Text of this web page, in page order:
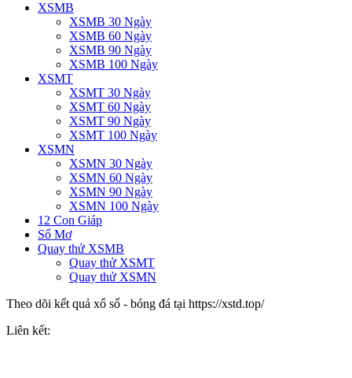
XSMB
XSMB 30 Ngày
XSMB 60 Ngày
XSMB 90 Ngày
XSMB 100 Ngày
XSMT
XSMT 30 Ngày
XSMT 60 Ngày
XSMT 90 Ngày
XSMT 100 Ngày
XSMN
XSMN 30 Ngày
XSMN 60 Ngày
XSMN 90 Ngày
XSMN 100 Ngày
12 Con Giáp
Sổ Mơ
Quay thử XSMB
Quay thử XSMT
Quay thử XSMN
Theo dõi kết quả xổ số - bóng đá tại https://xstd.top/
Liên kết: